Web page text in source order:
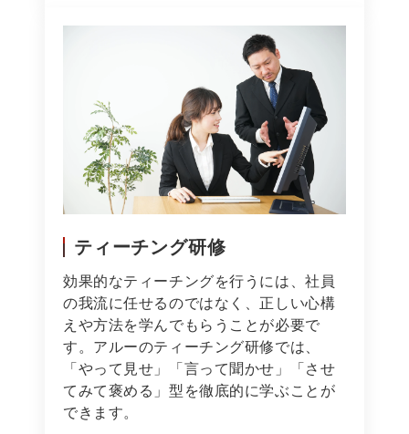
ティーチング研修
効果的なティーチングを行うには、社員
の我流に任せるのではなく、正しい心構
えや方法を学んでもらうことが必要で
す。アルーのティーチング研修では、
「やって見せ」「言って聞かせ」「させ
てみて褒める」型を徹底的に学ぶことが
できます。